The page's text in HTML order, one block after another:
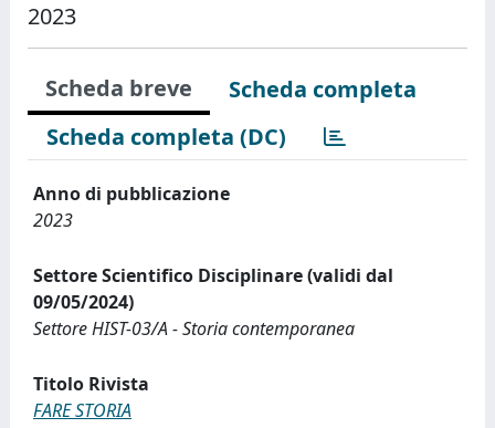
2023
Scheda breve
Scheda completa
Scheda completa (DC)
Anno di pubblicazione
2023
Settore Scientifico Disciplinare (validi dal
09/05/2024)
Settore HIST-03/A - Storia contemporanea
Titolo Rivista
FARE STORIA